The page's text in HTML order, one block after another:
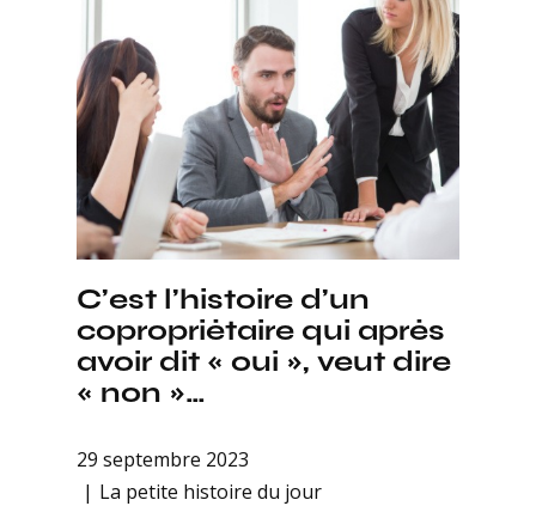
C’est l’histoire d’un
copropriétaire qui après
avoir dit « oui », veut dire
« non »…
29 septembre 2023
La petite histoire du jour